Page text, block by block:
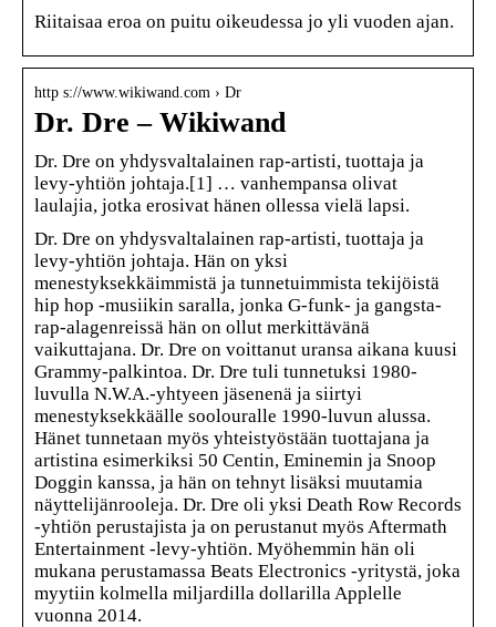
Riitaisaa eroa on puitu oikeudessa jo yli vuoden ajan.
http s://www.wikiwand.com › Dr
Dr. Dre – Wikiwand
Dr. Dre on yhdysvaltalainen rap-artisti, tuottaja ja
levy-yhtiön johtaja.[1] … vanhempansa olivat
laulajia, jotka erosivat hänen ollessa vielä lapsi.
Dr. Dre on yhdysvaltalainen rap-artisti, tuottaja ja
levy-yhtiön johtaja. Hän on yksi
menestyksekkäimmistä ja tunnetuimmista tekijöistä
hip hop -musiikin saralla, jonka G-funk- ja gangsta-
rap-alagenreissä hän on ollut merkittävänä
vaikuttajana. Dr. Dre on voittanut uransa aikana kuusi
Grammy-palkintoa. Dr. Dre tuli tunnetuksi 1980-
luvulla N.W.A.-yhtyeen jäsenenä ja siirtyi
menestyksekkäälle soolouralle 1990-luvun alussa.
Hänet tunnetaan myös yhteistyöstään tuottajana ja
artistina esimerkiksi 50 Centin, Eminemin ja Snoop
Doggin kanssa, ja hän on tehnyt lisäksi muutamia
näyttelijänrooleja. Dr. Dre oli yksi Death Row Records
-yhtiön perustajista ja on perustanut myös Aftermath
Entertainment -levy-yhtiön. Myöhemmin hän oli
mukana perustamassa Beats Electronics -yritystä, joka
myytiin kolmella miljardilla dollarilla Applelle
vuonna 2014.